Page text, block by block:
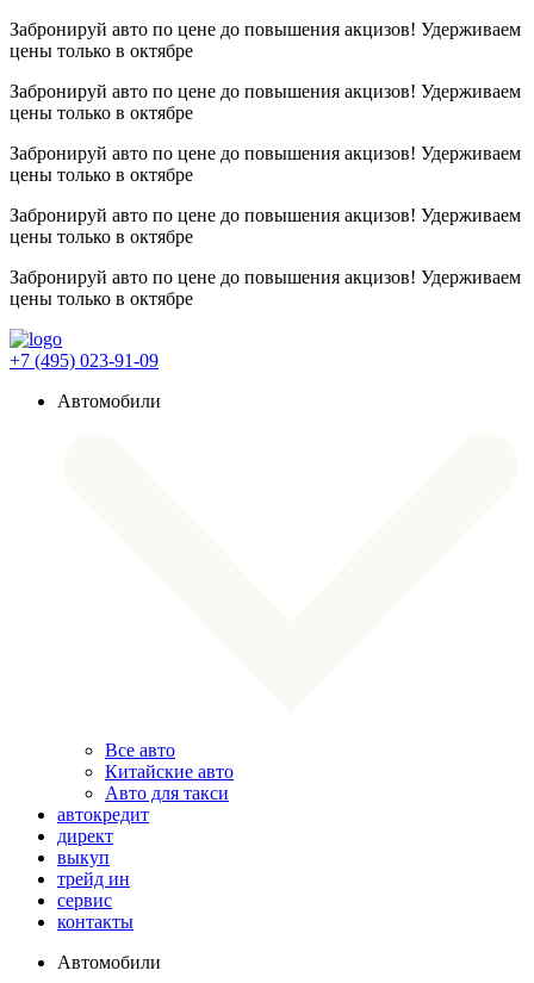
Забронируй авто по цене до повышения акцизов! Удерживаем
цены только в октябре
Забронируй авто по цене до повышения акцизов! Удерживаем
цены только в октябре
Забронируй авто по цене до повышения акцизов! Удерживаем
цены только в октябре
Забронируй авто по цене до повышения акцизов! Удерживаем
цены только в октябре
Забронируй авто по цене до повышения акцизов! Удерживаем
цены только в октябре
+7 (495) 023-91-09
Автомобили
Все авто
Китайские авто
Авто для такси
автокредит
директ
выкуп
трейд ин
сервис
контакты
Автомобили